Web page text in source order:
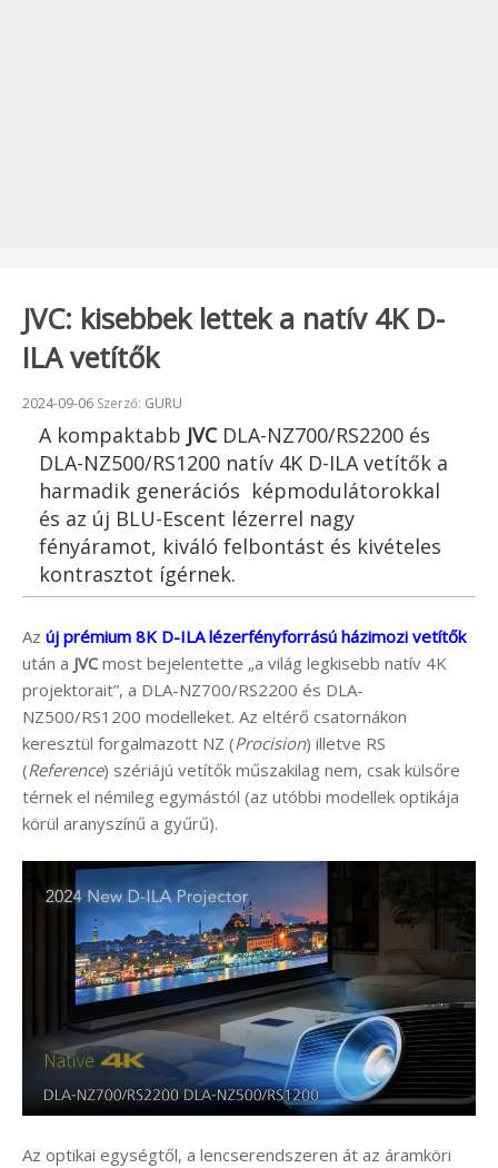
JVC: kisebbek lettek a natív 4K D-
ILA vetítők
Beküldve:
2024-09-06 Szerző: GURU
A kompaktabb JVCDLA-NZ700/RS2200 és
DLA-NZ500/RS1200 natív 4K D-ILA vetítők a
harmadik generációs képmodulátorokkal
és az új BLU-Escent lézerrel nagy
fényáramot, kiváló felbontást és kivételes
kontrasztot ígérnek.
Az új prémium 8K D-ILA lézerfényforrású házimozi vetítők
után a JVCmost bejelentette „a világ legkisebb natív 4K
projektorait”, a DLA-NZ700/RS2200 és DLA-
NZ500/RS1200 modelleket. Az eltérő csatornákon
keresztül forgalmazott NZ (Procision) illetve RS
(Reference) szériájú vetítők műszakilag nem, csak külsőre
térnek el némileg egymástól (az utóbbi modellek optikája
körül aranyszínű a gyűrű).
Az optikai egységtől, a lencserendszeren át az áramköri